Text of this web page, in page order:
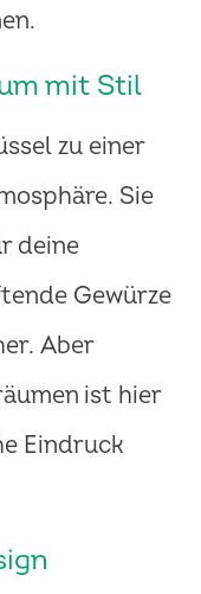
mit Stil
zu einer
Sie
deine
Gewürze
Aber
ist hier
Eindruck